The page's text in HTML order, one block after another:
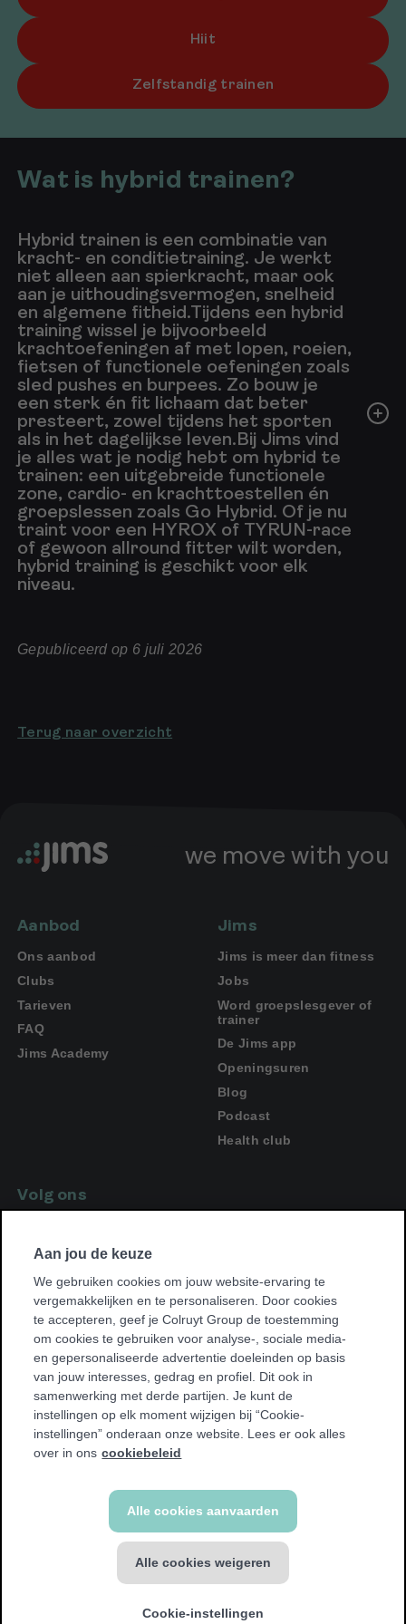
Hiit
Zelfstandig trainen
Wat is hybrid trainen?
Hybrid trainen is een combinatie van
kracht- en conditietraining. Je werkt
niet alleen aan spierkracht, maar ook
aan je uithoudingsvermogen, snelheid
en algemene fitheid.Tijdens een hybrid
training wissel je bijvoorbeeld
krachtoefeningen af met lopen, roeien,
fietsen of functionele oefeningen zoals
sled pushes en burpees. Zo bouw je
een sterk én fit lichaam dat beter
presteert, zowel tijdens het sporten
als in het dagelijkse leven.Bij Jims vind
je alles wat je nodig hebt om hybrid te
trainen: een uitgebreide functionele
zone, cardio- en krachttoestellen én
groepslessen zoals Go Hybrid. Of je nu
traint voor een HYROX of TYRUN-race
of gewoon allround fitter wilt worden,
hybrid training is geschikt voor elk
niveau.
Gepubliceerd op 6 juli 2026
Terug naar overzicht
we move with you
Aanbod
Ons aanbod
Clubs
Tarieven
FAQ
Jims Academy
Jims
Jims is meer dan fitness
Jobs
Word groepslesgever of
trainer
De Jims app
Openingsuren
Blog
Podcast
Health club
Volg ons
op
Volg
ons
Instagram
Vind een club bij jou in de buurt
Vind
een
jou
de
buurt
Algemene voorwaarden
Cookie policy
Toegankelijkheidsverklaring
Privacyverklaring Camerabewaking
Eerst Jims eens gratis
Aan jou de keuze
We gebruiken cookies om jouw website-ervaring te
vergemakkelijken en te personaliseren. Door cookies
te accepteren, geef je Colruyt Group de toestemming
om cookies te gebruiken voor analyse-, sociale media-
en gepersonaliseerde advertentie doeleinden op basis
van jouw interesses, gedrag en profiel. Dit ook in
samenwerking met derde partijen. Je kunt de
instellingen op elk moment wijzigen bij “Cookie-
instellingen” onderaan onze website. Lees er ook alles
over in ons cookiebeleid
Alle cookies aanvaarden
Alle cookies weigeren
Cookie-instellingen